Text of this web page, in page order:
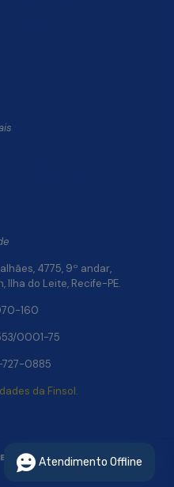
4775, 9º andar,
Ilha do Leite, Recife-PE.
160
0001-75
0885
da Finsol.